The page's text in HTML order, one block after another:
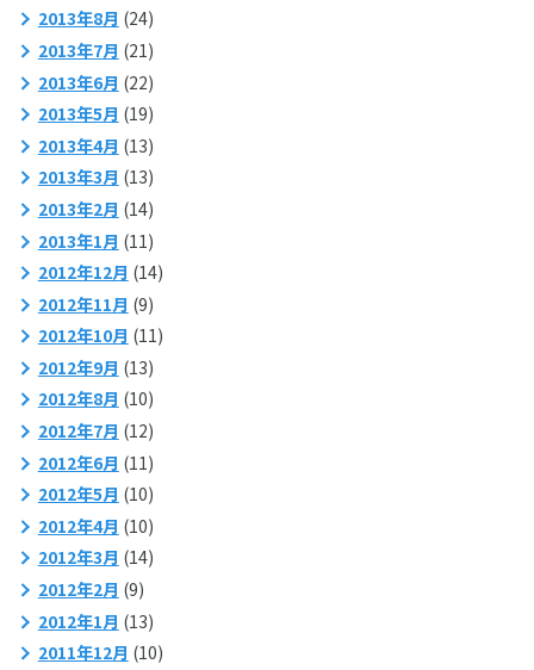
2013年8月 (24)
2013年7月 (21)
2013年6月 (22)
2013年5月 (19)
2013年4月 (13)
2013年3月 (13)
2013年2月 (14)
2013年1月 (11)
2012年12月 (14)
2012年11月 (9)
2012年10月 (11)
2012年9月 (13)
2012年8月 (10)
2012年7月 (12)
2012年6月 (11)
2012年5月 (10)
2012年4月 (10)
2012年3月 (14)
2012年2月 (9)
2012年1月 (13)
2011年12月 (10)